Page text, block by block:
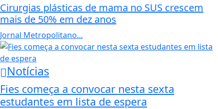
Cirurgias plásticas de mama no SUS crescem
mais de 50% em dez anos
Jornal Metropolitano...
Notícias
Fies começa a convocar nesta sexta
estudantes em lista de espera